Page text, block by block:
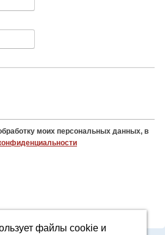
моих персональных данных, в
файлы cookie и